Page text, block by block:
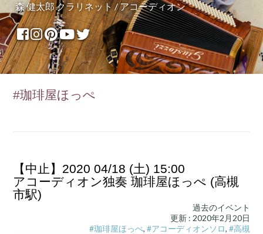
森 健太郎 クラリネット / アコーディオン
#珈琲屋ほっぺ
【中止】2020 04/18 (土) 15:00
アコーディオン独奏 珈琲屋ほっぺ (高槻
市駅)
過去のイベント
更新 : 2020年2月20日
#珈琲屋ほっぺ, #アコーディオンソロ, #高槻